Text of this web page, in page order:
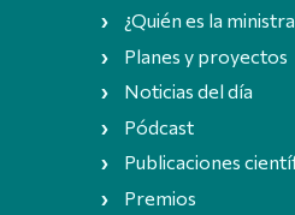
¿Quién es la
Planes y proyectos
Noticias del día
Pódcast
Publicaciones
Premios